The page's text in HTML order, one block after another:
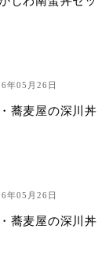
年05月26日
蕎麦屋の深川丼
年05月26日
蕎麦屋の深川丼